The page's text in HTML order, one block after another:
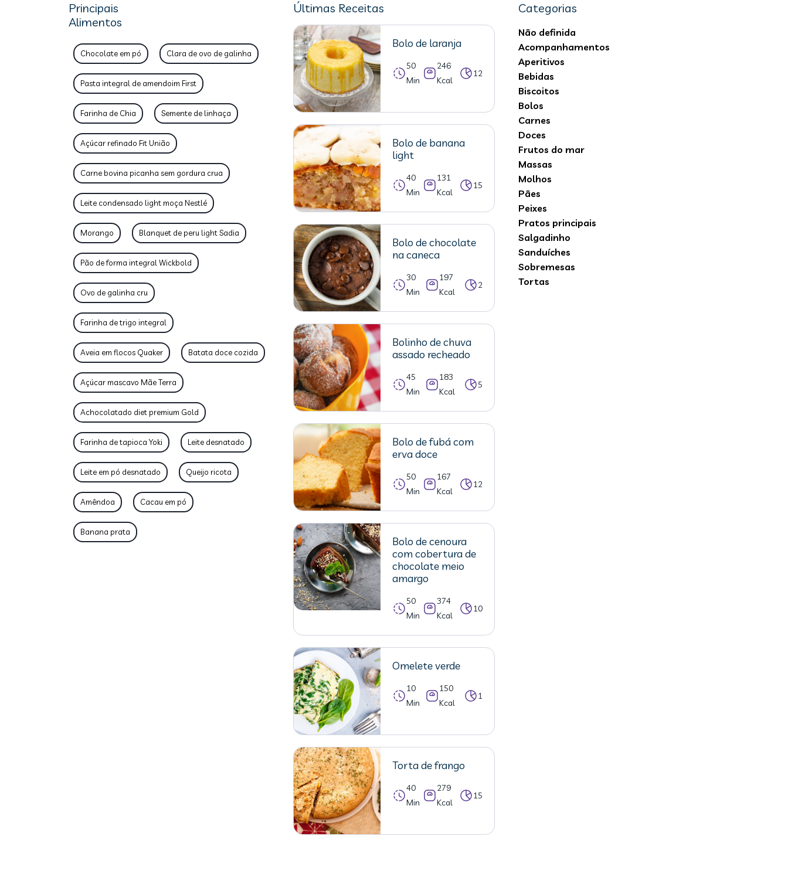
Principais
Alimentos
Chocolate em pó Clara de ovo de galinha
Pasta integral de amendoim First
Farinha de Chia Semente de linhaça
Açúcar refinado Fit União
Carne bovina picanha sem gordura crua
Leite condensado light moça Nestlé
Morango Blanquet de peru light Sadia
Pão de forma integral Wickbold
Ovo de galinha cru
Farinha de trigo integral
Aveia em flocos Quaker Batata doce cozida
Açúcar mascavo Mãe Terra
Achocolatado diet premium Gold
Farinha de tapioca Yoki Leite desnatado
Leite em pó desnatado Queijo ricota
Amêndoa Cacau em pó
Banana prata
Últimas Receitas
Bolo de laranja
50
Min
246
Kcal
12
Bolo de banana
light
40
Min
131
Kcal
15
Bolo de chocolate
na caneca
30
Min
197
Kcal
2
Bolinho de chuva
assado recheado
45
Min
183
Kcal
5
Bolo de fubá com
erva doce
50
Min
167
Kcal
12
Bolo de cenoura
com cobertura de
chocolate meio
amargo
50
Min
374
Kcal
10
Omelete verde
10
Min
150
Kcal
1
Torta de frango
40
Min
279
Kcal
15
Categorias
Não definida
Acompanhamentos
Aperitivos
Bebidas
Biscoitos
Bolos
Carnes
Doces
Frutos do mar
Massas
Molhos
Pães
Peixes
Pratos principais
Salgadinho
Sanduíches
Sobremesas
Tortas